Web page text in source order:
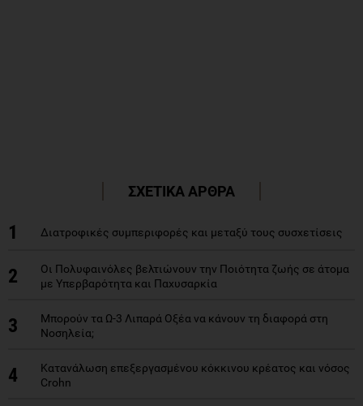
ΣΧΕΤΙΚΑ ΑΡΘΡΑ
1 Διατροφικές συμπεριφορές και μεταξύ τους συσχετίσεις
2
Οι Πολυφαινόλες βελτιώνουν την Ποιότητα ζωής σε άτομα
με Υπερβαρότητα και Παχυσαρκία
3
Μπορούν τα Ω-3 Λιπαρά Οξέα να κάνουν τη διαφορά στη
Νοσηλεία;
4
Κατανάλωση επεξεργασμένου κόκκινου κρέατος και νόσος
Crohn